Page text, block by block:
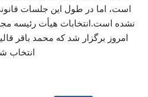
است، اما در طول این جلسات
نشده است.انتخابات هیأت‌ رئیسه
امروز برگزار شد که محمد باقر
انتخاب